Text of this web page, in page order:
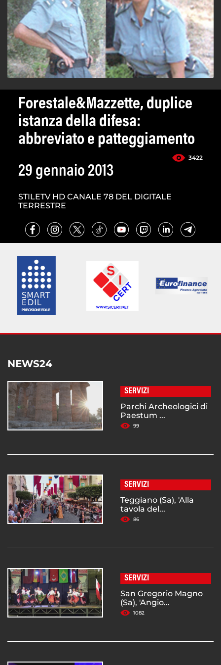
Forestale&Mazzette, duplice
istanza della difesa:
abbreviato e patteggiamento
3422
29 gennaio 2013
STILETV HD CANALE 78 DEL DIGITALE
TERRESTRE
NEWS24
SERVIZI
Parchi Archeologici di
Paestum ...
99
SERVIZI
Teggiano (Sa), 'Alla
tavola del...
86
SERVIZI
San Gregorio Magno
(Sa), 'Angio...
1082